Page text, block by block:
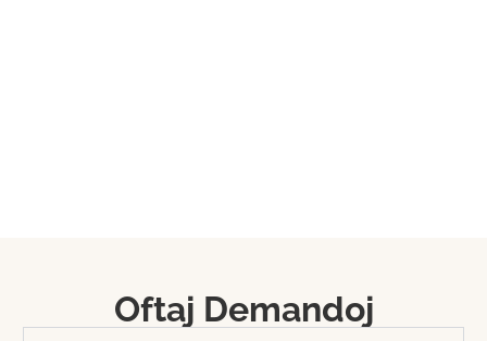
Oftaj Demandoj